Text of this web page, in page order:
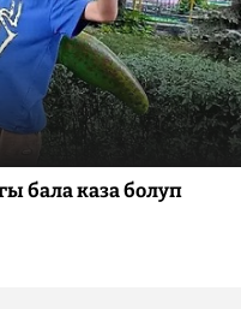
бала каза болуп